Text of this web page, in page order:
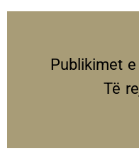
Publikimet
Të